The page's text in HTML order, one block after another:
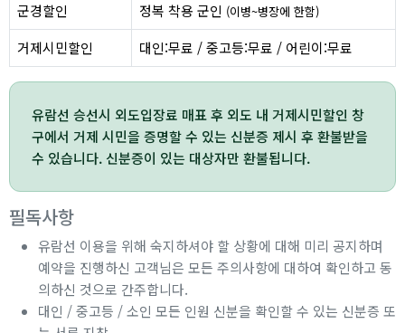
군경할인 정복 착용 군인 (이병~병장에 한함)
거제시민할인 대인:무료 / 중고등:무료 / 어린이:무료
유람선 승선시 외도입장료 매표 후 외도 내 거제시민할인 창
구에서 거제 시민을 증명할 수 있는 신분증 제시 후 환불받을
수 있습니다. 신분증이 있는 대상자만 환불됩니다.
필독사항
유람선 이용을 위해 숙지하셔야 할 상황에 대해 미리 공지하며
예약을 진행하신 고객님은 모든 주의사항에 대하여 확인하고 동
의하신 것으로 간주합니다.
대인 / 중고등 / 소인 모든 인원 신분을 확인할 수 있는 신분증 또